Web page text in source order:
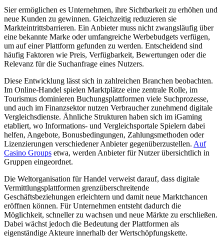
Sier ermöglichen es Unternehmen, ihre Sichtbarkeit zu erhöhen und
neue Kunden zu gewinnen. Gleichzeitig reduzieren sie
Markteintrittsbarrieren. Ein Anbieter muss nicht zwangsläufig über
eine bekannte Marke oder umfangreiche Werbebudgets verfügen,
um auf einer Plattform gefunden zu werden. Entscheidend sind
häufig Faktoren wie Preis, Verfügbarkeit, Bewertungen oder die
Relevanz für die Suchanfrage eines Nutzers.
Diese Entwicklung lässt sich in zahlreichen Branchen beobachten.
Im Online-Handel spielen Marktplätze eine zentrale Rolle, im
Tourismus dominieren Buchungsplattformen viele Suchprozesse,
und auch im Finanzsektor nutzen Verbraucher zunehmend digitale
Vergleichsdienste. Ähnliche Strukturen haben sich im iGaming
etabliert, wo Informations- und Vergleichsportale Spielern dabei
helfen, Angebote, Bonusbedingungen, Zahlungsmethoden oder
Lizenzierungen verschiedener Anbieter gegenüberzustellen. Auf
Casino Groups etwa, werden Anbieter für Nutzer übersichtlich in
Gruppen eingeordnet.
Die Weltorganisation für Handel verweist darauf, dass digitale
Vermittlungsplattformen grenzüberschreitende
Geschäftsbeziehungen erleichtern und damit neue Marktchancen
eröffnen können. Für Unternehmen entsteht dadurch die
Möglichkeit, schneller zu wachsen und neue Märkte zu erschließen.
Dabei wächst jedoch die Bedeutung der Plattformen als
eigenständige Akteure innerhalb der Wertschöpfungskette.